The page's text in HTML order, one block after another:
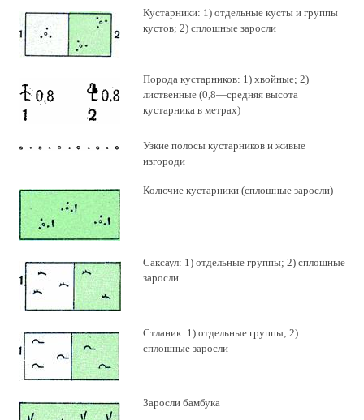
Кустарники: 1) отдельные кусты и группы
кустов; 2) сплошные заросли
Порода кустарников: 1) хвойные; 2)
лиственные (0,8—средняя высота
кустарника в метрах)
Узкие полосы кустарников и живые
изгороди
Колючие кустарники (сплошные заросли)
Саксаул: 1) отдельные группы; 2) сплошные
заросли
Стланик: 1) отдельные группы; 2)
сплошные заросли
Заросли бамбука